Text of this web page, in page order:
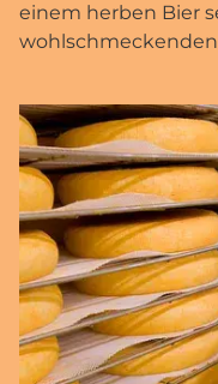
einem herben Bier